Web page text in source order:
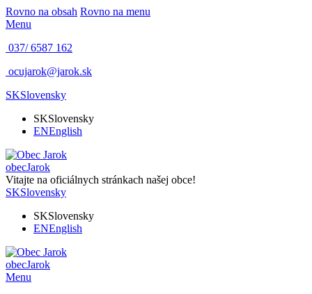
Rovno na obsah Rovno na menu
Menu
037/ 6587 162
ocujarok@jarok.sk
SKSlovensky
SKSlovensky
ENEnglish
obecJarok
Vitajte na oficiálnych stránkach našej obce!
SKSlovensky
SKSlovensky
ENEnglish
obecJarok
Menu